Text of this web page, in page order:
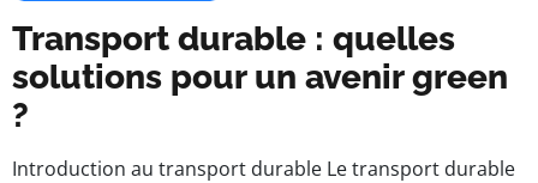
Transport durable : quelles
solutions pour un avenir green
?
Introduction au transport durable Le transport durable